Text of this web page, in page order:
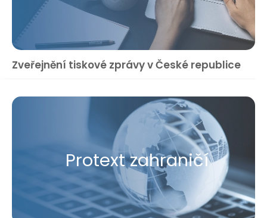
Zveřejnění tiskové zprávy v České republice
Protext zahraničí